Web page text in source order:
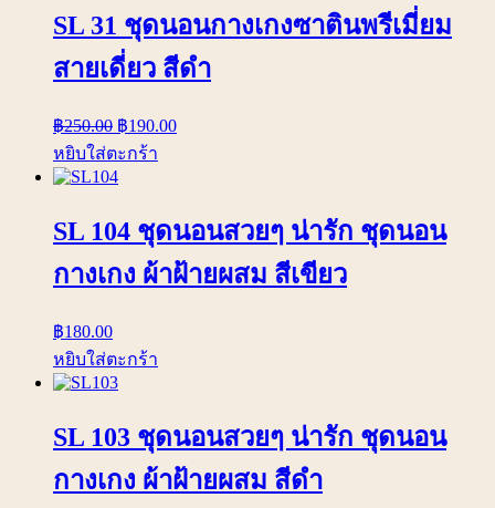
SL 31 ชุดนอนกางเกงซาตินพรีเมี่ยม
สายเดี่ยว สีดำ
฿250.00 ฿190.00
หยิบใส่ตะกร้า
SL 104 ชุดนอนสวยๆ น่ารัก ชุดนอน
กางเกง ผ้าฝ้ายผสม สีเขียว
฿180.00
หยิบใส่ตะกร้า
SL 103 ชุดนอนสวยๆ น่ารัก ชุดนอน
กางเกง ผ้าฝ้ายผสม สีดำ